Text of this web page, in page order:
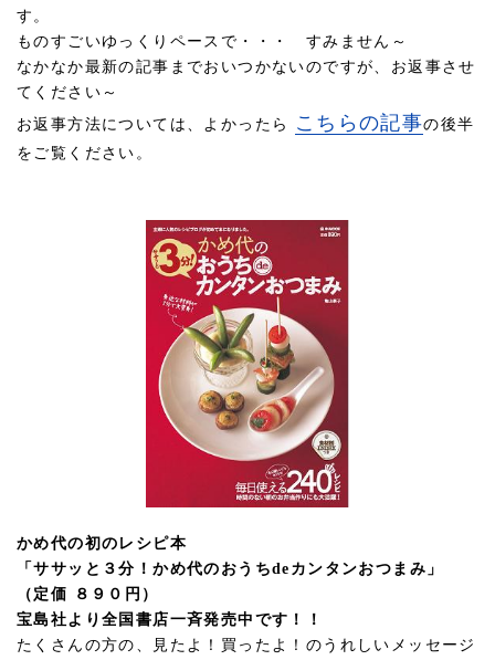
す。
ものすごいゆっくりペースで・・・ すみません～
なかなか最新の記事までおいつかないのですが、お返事させ
てください～
お返事方法については、よかったら
こちらの記事の後半
をご覧ください。
かめ代の初のレシピ本
「ササッと３分！かめ代のおうちdeカンタンおつまみ」
（定価 ８９０円）
宝島社より全国書店一斉発売中です！！
たくさんの方の、見たよ！買ったよ！のうれしいメッセージ